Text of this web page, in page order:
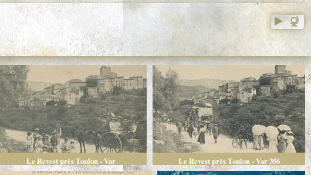
Le Revest près Toulon - Var Le Revest près Toulon - Var 356